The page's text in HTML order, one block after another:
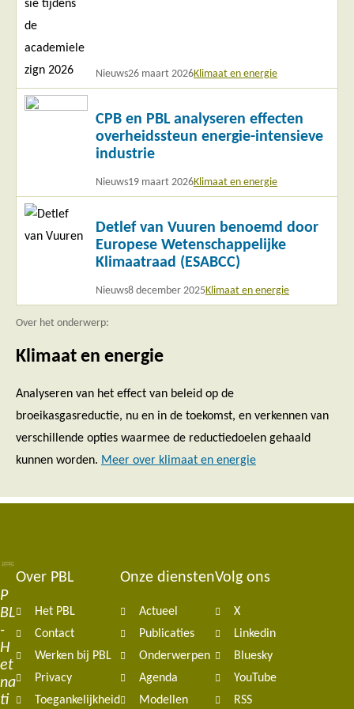
Nieuws26 maart 2026Klimaat en energie
CPB en PBL analyseren effecten
overheidssteun energie-intensieve
industrie
Nieuws19 maart 2026Klimaat en energie
Lees
Detlef van Vuuren benoemd door
Europese Wetenschappelijke
Klimaatraad (ESABCC)
Nieuws8 december 2025Klimaat en energie
Lees
meer
Over het onderwerp:
Klimaat en energie
Analyseren van het effect van beleid op de
broeikasgasreductie, nu en in de toekomst, en verkennen van
verschillende opties waarmee de reductiedoelen gehaald
kunnen worden. Meer over klimaat en energie
P
BL
-
H
et
na
ti
Footer
navigation
Over PBL
Het PBL
Contact
Werken bij PBL
Privacy
Toegankelijkheid
Onze diensten
Actueel
Publicaties
Onderwerpen
Agenda
Modellen
Volg ons
X
Linkedin
Bluesky
YouTube
RSS